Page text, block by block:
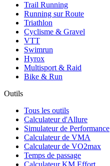
Trail Running
Running sur Route
Triathlon
Cyclisme & Gravel
VTT
Swimrun
Hyrox
Multisport & Raid
Bike & Run
Outils
Tous les outils
Calculateur d'Allure
Simulateur de Performance
Calculateur de VMA
Calculateur de VO2max
Temps de passage
Calculateur KM Effort